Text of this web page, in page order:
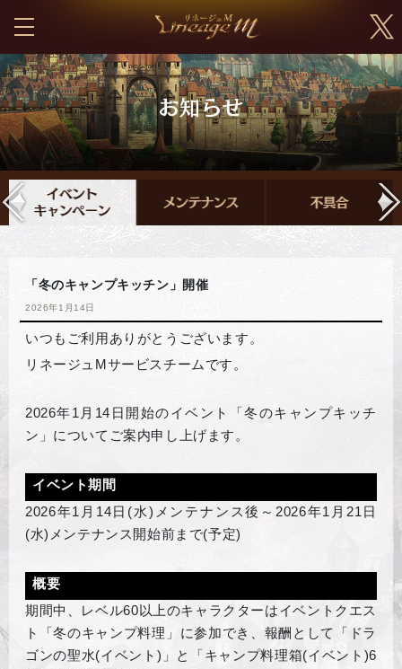
「冬のキャンプキッチン」開催
2026年1月14日
いつもご利用ありがとうございます。
リネージュMサービスチームです。
2026年1月14日開始のイベント「冬のキャンプキッチ
ン」についてご案内申し上げます。
イベント期間
2026年1月14日(水)メンテナンス後～2026年1月21日
(水)メンテナンス開始前まで(予定)
概要
期間中、レベル60以上のキャラクターはイベントクエス
ト「冬のキャンプ料理」に参加でき、報酬として「ドラ
ゴンの聖水(イベント)」と「キャンプ料理箱(イベント)6